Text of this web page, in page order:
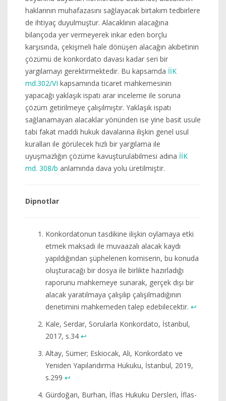
haklarının muhafazasını sağlayacak birtakım tedbirlere
de ihtiyaç duyulmuştur. Alacaklının alacağına
bilançoda yer vermeyerek inkar eden borçlu
karşısında, çekişmeli hale dönüşen alacağın akıbetinin
çözümü de konkordato davası kadar seri bir
yargılamayı gerektirmektedir. Bu kapsamda İİK
md.302/VI kapsamında ticaret mahkemesinin
yapacağı yaklaşık ispatı arar inceleme ile soruna
çözüm getirilmeye çalışılmıştır. Yaklaşık ispatı
sağlanamayan alacaklar yönünden ise yine basit usule
tabi fakat maddi hukuk davalarına ilişkin genel usul
kuralları ile görülecek hızlı bir yargılama ile
uyuşmazlığın çözüme kavuşturulabilmesi adına İİK
md. 308/b anlamında dava yolu üretilmiştir.
Dipnotlar
Konkordatonun tasdikine ilişkin oylamaya etki
etmek maksadı ile muvaazalı alacak kaydı
yapıldığından şüphelenen komiserin, bu konuda
oluşturacağı bir dosya ile birlikte hazırladığı
raporunu mahkemeye sunarak, gerçek dışı bir
alacak yaratılmaya çalışılıp çalışılmadığının
denetimini mahkemeden talep edebilecektir. ↩︎
Kale, Serdar, Sorularla Konkordato, İstanbul,
2017, s.34 ↩︎
Altay, Sümer; Eskiocak, Ali, Konkordato ve
Yeniden Yapılandırma Hukuku, İstanbul, 2019,
s.299 ↩︎
Gürdoğan, Burhan, İflas Hukuku Dersleri, İflas-